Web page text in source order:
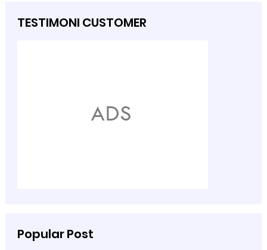
TESTIMONI CUSTOMER
Popular Post